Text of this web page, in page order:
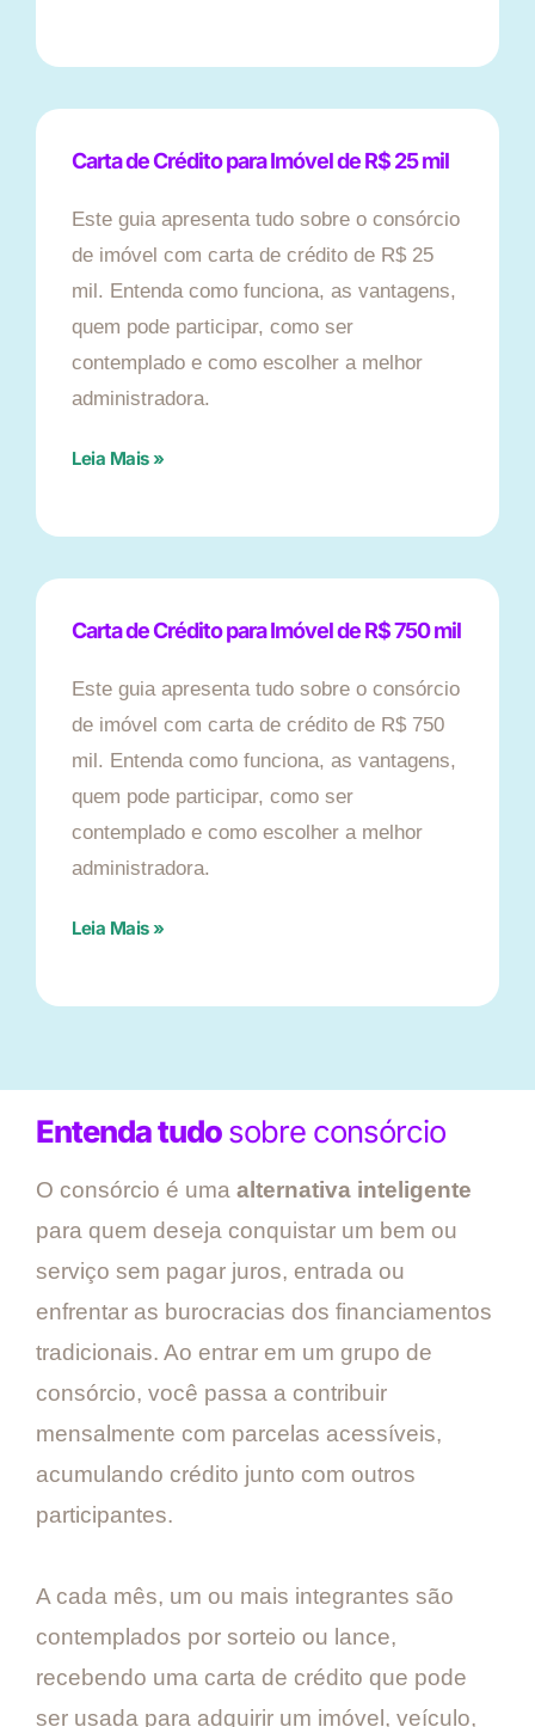
Carta de Crédito para Imóvel de R$ 25 mil
Este guia apresenta tudo sobre o consórcio
de imóvel com carta de crédito de R$ 25
mil. Entenda como funciona, as vantagens,
quem pode participar, como ser
contemplado e como escolher a melhor
administradora.
Leia Mais »
Carta de Crédito para Imóvel de R$ 750 mil
Este guia apresenta tudo sobre o consórcio
de imóvel com carta de crédito de R$ 750
mil. Entenda como funciona, as vantagens,
quem pode participar, como ser
contemplado e como escolher a melhor
administradora.
Leia Mais »
Entenda tudosobre consórcio
O consórcio é uma alternativa inteligente
para quem deseja conquistar um bem ou
serviço sem pagar juros, entrada ou
enfrentar as burocracias dos financiamentos
tradicionais. Ao entrar em um grupo de
consórcio, você passa a contribuir
mensalmente com parcelas acessíveis,
acumulando crédito junto com outros
participantes.
A cada mês, um ou mais integrantes são
contemplados por sorteio ou lance,
recebendo uma carta de crédito que pode
ser usada para adquirir um imóvel, veículo,